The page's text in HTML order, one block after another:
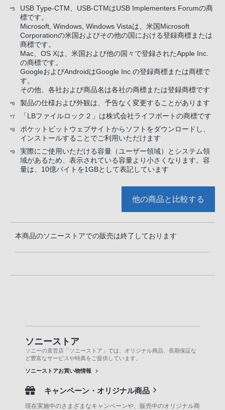
*5
USB Type-CTM、USB-CTMはUSB Implementers Forumの商
標です。
Microsoft, Windows, Windows Vistaは、米国Microsoft
Corporationの米国およびその他の国における登録商標または
商標です。
Mac、OS Xは、米国および他の国々で登録されたApple Inc.
の商標です。
GoogleおよびAndroidはGoogle Inc.の登録商標または商標で
す。
その他、各社および商品名は各社の商標または登録商標です
*6 製品の仕様および外観は、予告なく変更することがあります
*7 「LBファイルロック２」は株式会社ライフボートの商標です
*8
ポケットビットウェブサイトからソフトをダウンロードし、
インストールすることでご利用いただけます
*9
実際にご使用いただける容量（ユーザー領域）とシステム領
域があるため、表示されている容量より小さくなります。容
量は、10億バイトを1GBとして表記しています
他の商品と比較する
本商品のソニーストアでの販売は終了しております
ソニーストア
ソニーの直営店「ソニーストア」では、オリジナル商品、長期保証な
ど豊富なサービスや特典をご提供しています。
ソニーストアお買い物情報
キャンペーン・オリジナル商品
現在実施中のさまざまなキャンペーンや、販売中のオリジナル商